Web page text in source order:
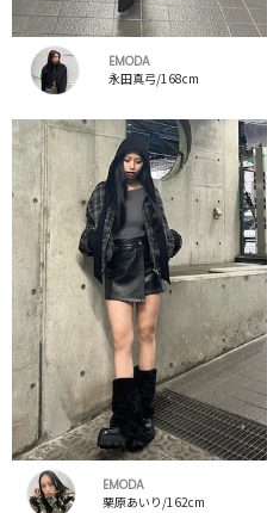
EMODA
永田真弓/168cm
EMODA
栗原あいり/162cm